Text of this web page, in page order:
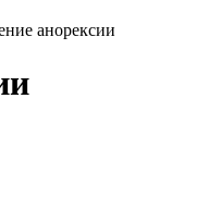
анорексии